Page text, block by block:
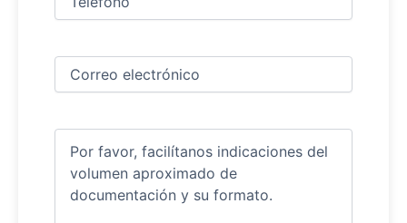
Correo
electrónico (Obligatorio)
Comentarios